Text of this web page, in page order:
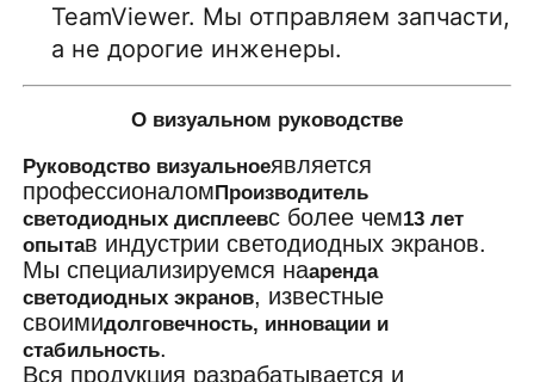
TeamViewer. Мы отправляем запчасти,
а не дорогие инженеры.
О визуальном руководстве
Руководство визуальноеявляется
профессионалом Производитель
светодиодных дисплеевс более чем13 лет
опытав индустрии светодиодных экранов.
Мы специализируемся нааренда
светодиодных экранов, известные
своимидолговечность, инновации и
стабильность.
Вся продукция разрабатывается и